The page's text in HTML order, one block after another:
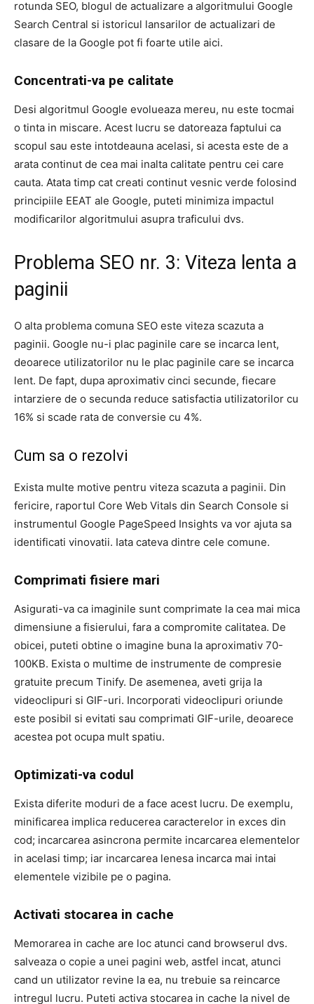
rotunda SEO, blogul de actualizare a algoritmului Google
Search Central si istoricul lansarilor de actualizari de
clasare de la Google pot fi foarte utile aici.
Concentrati-va pe calitate
Desi algoritmul Google evolueaza mereu, nu este tocmai
o tinta in miscare. Acest lucru se datoreaza faptului ca
scopul sau este intotdeauna acelasi, si acesta este de a
arata continut de cea mai inalta calitate pentru cei care
cauta. Atata timp cat creati continut vesnic verde folosind
principiile EEAT ale Google, puteti minimiza impactul
modificarilor algoritmului asupra traficului dvs.
Problema SEO nr. 3: Viteza lenta a
paginii
O alta problema comuna SEO este viteza scazuta a
paginii. Google nu-i plac paginile care se incarca lent,
deoarece utilizatorilor nu le plac paginile care se incarca
lent. De fapt, dupa aproximativ cinci secunde, fiecare
intarziere de o secunda reduce satisfactia utilizatorilor cu
16% si scade rata de conversie cu 4%.
Cum sa o rezolvi
Exista multe motive pentru viteza scazuta a paginii. Din
fericire, raportul Core Web Vitals din Search Console si
instrumentul Google PageSpeed ​​Insights va vor ajuta sa
identificati vinovatii. Iata cateva dintre cele comune.
Comprimati fisiere mari
Asigurati-va ca imaginile sunt comprimate la cea mai mica
dimensiune a fisierului, fara a compromite calitatea. De
obicei, puteti obtine o imagine buna la aproximativ 70-
100KB. Exista o multime de instrumente de compresie
gratuite precum Tinify. De asemenea, aveti grija la
videoclipuri si GIF-uri. Incorporati videoclipuri oriunde
este posibil si evitati sau comprimati GIF-urile, deoarece
acestea pot ocupa mult spatiu.
Optimizati-va codul
Exista diferite moduri de a face acest lucru. De exemplu,
minificarea implica reducerea caracterelor in exces din
cod; incarcarea asincrona permite incarcarea elementelor
in acelasi timp; iar incarcarea lenesa incarca mai intai
elementele vizibile pe o pagina.
Activati stocarea in cache
Memorarea in cache are loc atunci cand browserul dvs.
salveaza o copie a unei pagini web, astfel incat, atunci
cand un utilizator revine la ea, nu trebuie sa reincarce
intregul lucru. Puteti activa stocarea in cache la nivel de